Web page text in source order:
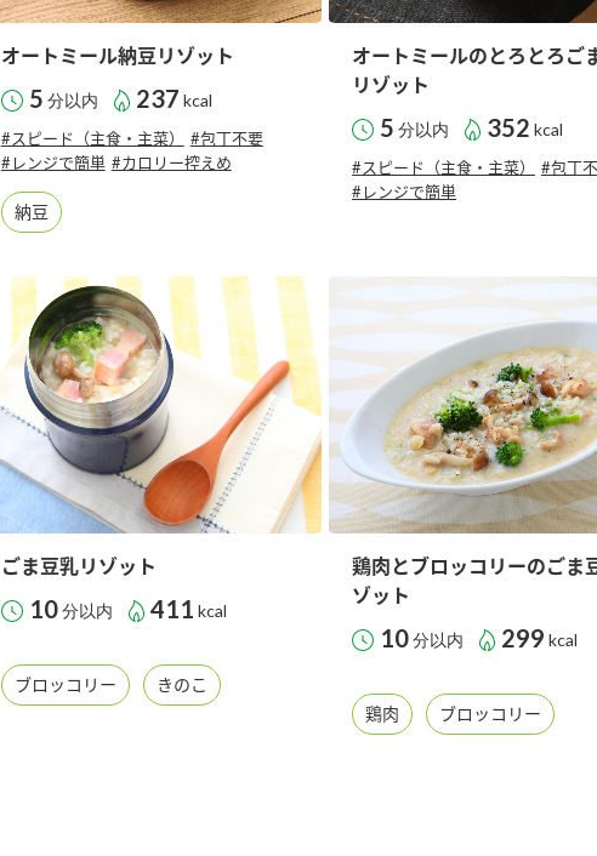
オートミール納豆リゾット
5 分以内 237 kcal
#スピード（主食・主菜）
#包丁不要
#レンジで簡単 #カロリー控えめ
納豆
オートミールのとろとろご
リゾット
5 分以内 352 kcal
#スピード（主食・主菜）
#包丁
#レンジで簡単
ごま豆乳リゾット
10分以内 411 kcal
ブロッコリー きのこ
鶏肉とブロッコリーのごま
ゾット
10分以内 299 kcal
鶏肉 ブロッコリー